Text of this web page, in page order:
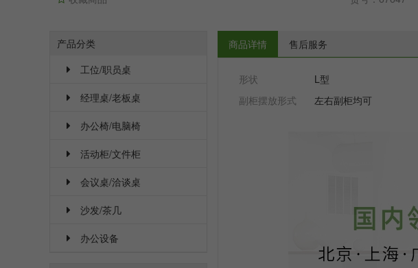
产品分类
工位/职员桌
经理桌/老板桌
办公椅/电脑椅
活动柜/文件柜
会议桌/洽谈桌
沙发/茶几
办公设备
商品详情 售后服务
形状 L型
副柜摆放形式
左右副柜均可